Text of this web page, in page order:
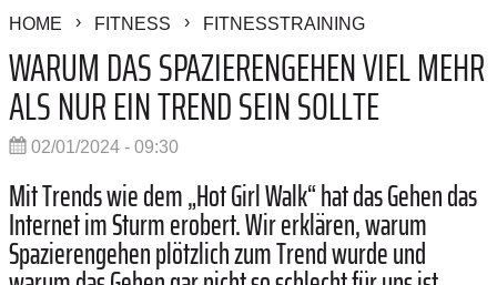
HOME FITNESS FITNESSTRAINING
WARUM DAS SPAZIERENGEHEN VIEL MEHR
ALS NUR EIN TREND SEIN SOLLTE
02/01/2024 - 09:30
Mit Trends wie dem „Hot Girl Walk“ hat das Gehen das
Internet im Sturm erobert. Wir erklären, warum
Spazierengehen plötzlich zum Trend wurde und